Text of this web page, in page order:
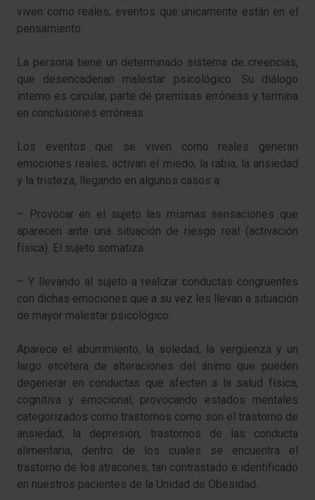
viven como reales, eventos que únicamente están en el
pensamiento.
La persona tiene un determinado sistema de creencias,
que desencadenan malestar psicológico. Su diálogo
interno es circular, parte de premisas erróneas y termina
en conclusiones erróneas.
Los eventos que se viven como reales generan
emociones reales, activan el miedo, la rabia, la ansiedad
y la tristeza, llegando en algunos casos a:
– Provocar en el sujeto las mismas sensaciones que
aparecen ante una situación de riesgo real (activación
física). El sujeto somatiza.
– Y llevando al sujeto a realizar conductas congruentes
con dichas emociones que a su vez les llevan a situación
de mayor malestar psicológico.
Aparece el aburrimiento, la soledad, la vergüenza y un
largo etcétera de alteraciones del ánimo que pueden
degenerar en conductas que afecten a la salud física,
cognitiva y emocional, provocando estados mentales
categorizados como trastornos como son el trastorno de
ansiedad, la depresión, trastornos de las conducta
alimentaria, dentro de los cuales se encuentra el
trastorno de los atracones, tan contrastado e identificado
en nuestros pacientes de la Unidad de Obesidad.